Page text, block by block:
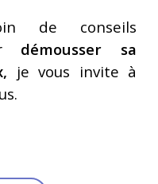
de conseils
démousser sa
je vous invite à